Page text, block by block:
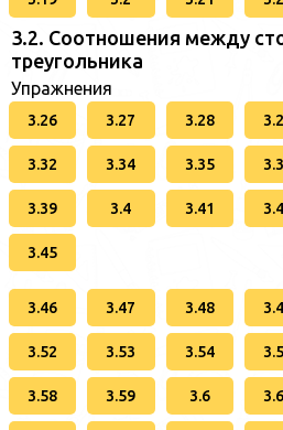
3.2. Соотношения между
треугольника
Упражнения
3.26 3.27 3.28
3.32 3.34 3.35
3.39 3.4 3.41
3.45
3.46 3.47 3.48
3.52 3.53 3.54
3.58 3.59 3.6